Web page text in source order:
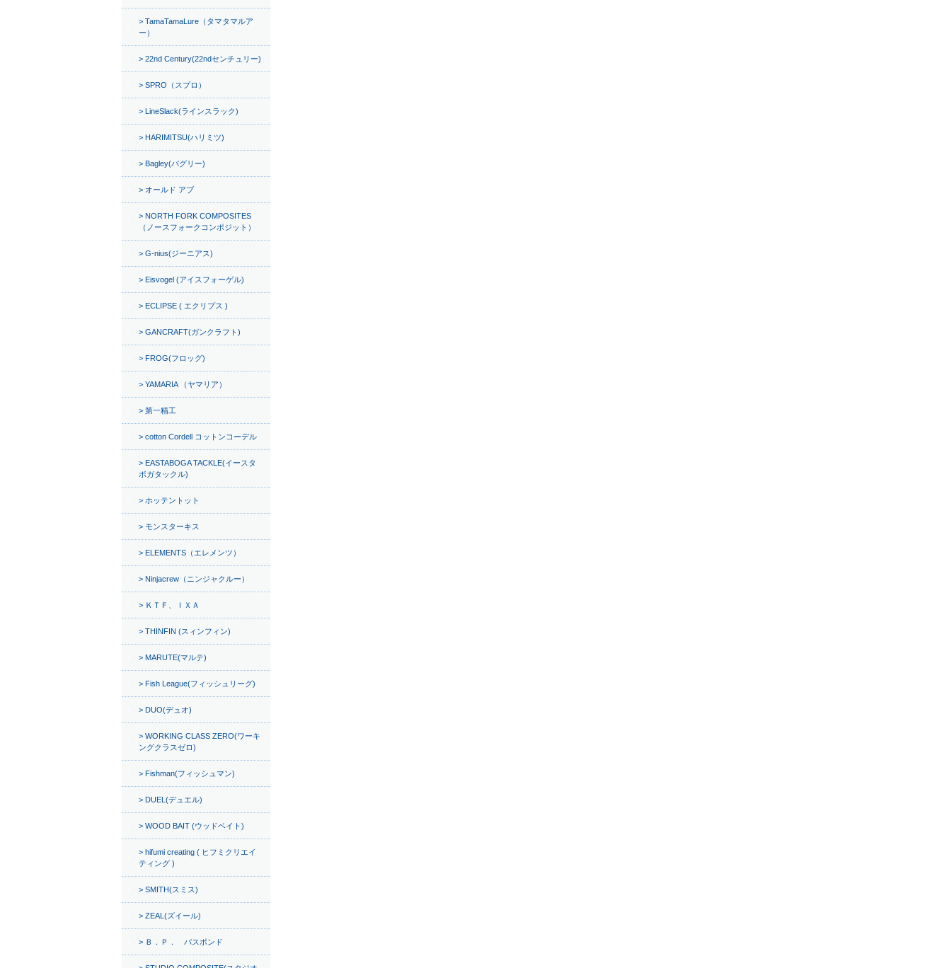
TamaTamaLure（タマタマルア
ー）
22nd Century(22ndセンチュリー)
SPRO（スプロ）
LineSlack(ラインスラック)
HARIMITSU(ハリミツ)
Bagley(バグリー)
オールド アブ
NORTH FORK COMPOSITES
（ノースフォークコンポジット）
G-nius(ジーニアス)
Eisvogel (アイスフォーゲル)
ECLIPSE ( エクリプス )
GANCRAFT(ガンクラフト)
FROG(フロッグ)
YAMARIA （ヤマリア）
第一精工
cotton Cordell コットンコーデル
EASTABOGA TACKLE(イースタ
ボガタックル)
ホッテントット
モンスターキス
ELEMENTS（エレメンツ）
Ninjacrew（ニンジャクルー）
ＫＴＦ、ＩＸＡ
THINFIN (スィンフィン)
MARUTE(マルテ)
Fish League(フィッシュリーグ)
DUO(デュオ)
WORKING CLASS ZERO(ワーキ
ングクラスゼロ)
Fishman(フィッシュマン)
DUEL(デュエル)
WOOD BAIT (ウッドベイト)
hifumi creating ( ヒフミクリエイ
ティング )
SMITH(スミス)
ZEAL(ズイール)
Ｂ．Ｐ． バスポンド